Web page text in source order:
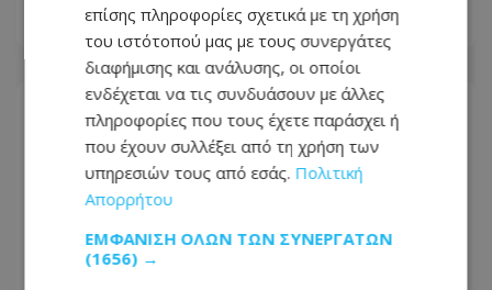
06.08.2026 - 14:11
επίσης πληροφορίες σχετικά με τη χρήση
του ιστότοπού μας με τους συνεργάτες
διαφήμισης και ανάλυσης, οι οποίοι
ενδέχεται να τις συνδυάσουν με άλλες
πληροφορίες που τους έχετε παράσχει ή
που έχουν συλλέξει από τη χρήση των
υπηρεσιών τους από εσάς. Πολιτική
Απορρήτου
ΕΜΦΆΝΙΣΗ ΌΛΩΝ ΤΩΝ ΣΥΝΕΡΓΑΤΏΝ
(1656) →